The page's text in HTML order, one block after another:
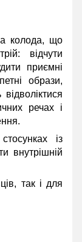
колода, що
відчути
приємні
образи,
речах і
із
внутрішній
так і для